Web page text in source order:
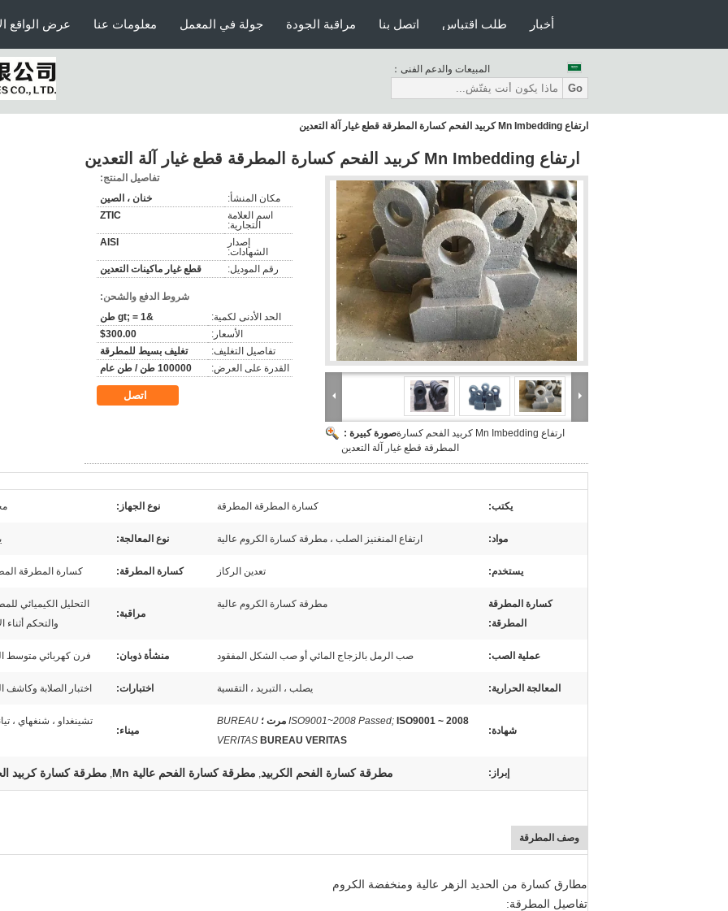
عرض الواقع معلومات عنا جولة في المعمل مراقبة الجودة اتصل بنا طلب اقتباس أخبار
المبيعات والدعم الفنى：
Go
ارتفاع Mn Imbedding كربيد الفحم كسارة المطرقة قطع غيار آلة التعدين
ارتفاع Mn Imbedding كربيد الفحم كسارة المطرقة قطع غيار آلة التعدين
صورة كبيرة :ارتفاع Mn Imbedding كربيد الفحم كسارة
المطرقة قطع غيار آلة التعدين
تفاصيل المنتج:
مكان المنشأ:
خنان ، الصين
اسم العلامة
التجارية:
ZTIC
إصدار
الشهادات:
AISI
رقم الموديل: قطع غيار ماكينات التعدين
شروط الدفع والشحن:
الحد الأدنى لكمية:
&gt; = 1 طن
الأسعار:
$300.00
تفاصيل التغليف:
تغليف بسيط للمطرقة
القدرة على العرض:
100000 طن / طن عام
اتصل
يكتب: كسارة المطرقة المطرقة نوع الجهاز:
مواد: ارتفاع المنغنيز الصلب ، مطرقة كسارة الكروم عالية نوع المعالجة:
يستخدم: تعدين الركاز كسارة المطرقة: كسارة المطرقة
كسارة المطرقة
المطرقة:
مطرقة كسارة الكروم عالية
مراقبة:
التحليل الكيميائي
والتحكم أثناء
عملية الصب: صب الرمل بالزجاج المائي أو صب الشكل المفقود منشأة ذوبان: فرن كهربائي متوسط
المعالجة الحرارية: يصلب ، التبريد ، التقسية اختبارات: اختبار الصلابة وكاشف
شهادة:
ISO9001~2008 Passed; ISO9001 ~ 2008 مرت ؛
BUREAU
VERITAS BUREAU VERITAS
ميناء:
تشينغداو ، شنغهاي ،
إبراز: مطرقة كسارة الفحم الكربيد, مطرقة كسارة الفحم عالية Mn , مطرقة كسارة كربيد
وصف المطرقة
مطارق كسارة من الحديد الزهر عالية ومنخفضة الكروم
تفاصيل المطرقة: